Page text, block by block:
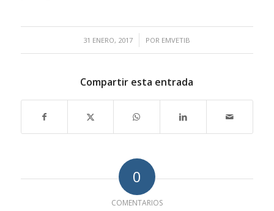
31 ENERO, 2017
/ POR EMVETIB
Compartir esta entrada
0
COMENTARIOS